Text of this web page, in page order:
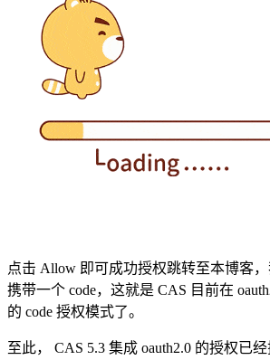
点击 Allow 即可成功授权跳转至本博客
携带一个 code，这就是 CAS 目前在
的 code 授权模式了。
至此， CAS 5.3 集成 oauth2.0 的授权已